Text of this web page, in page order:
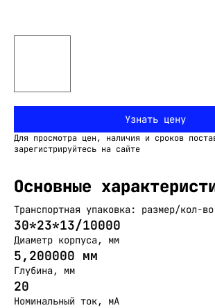
Узнать цену
Для просмотра цен, наличия и сроков
зарегистрируйтесь на сайте
Основные
Транспортная упаковка: размер/кол-во
30*23*13/10000
Диаметр корпуса, мм
5,200000 мм
Глубина, мм
20
Номинальный ток, мА